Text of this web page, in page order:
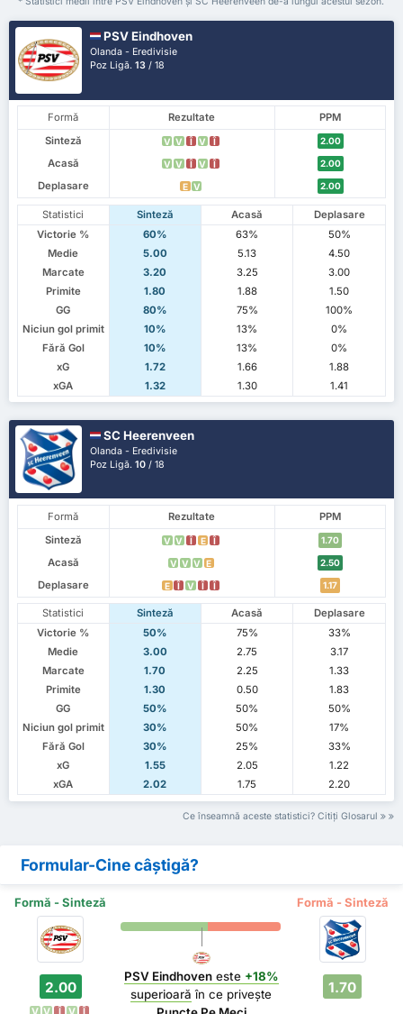
PSV Eindhoven
Olanda - Eredivisie
Poz Ligă.13 / 18
Formă Rezultate
PPM
Sinteză
V V Î V Î 2.00
Acasă V V Î V Î 2.00
Deplasare E V 2.00
Statistici Sinteză Acasă
Deplasare
Victorie %
60% 63%
50%
Medie
5.00 5.13
4.50
Marcate
3.20 3.25
3.00
Primite
1.80 1.88
1.50
GG
80% 75%
100%
Niciun gol primit
10% 13%
0%
Fără Gol
10% 13%
0%
xG
1.72 1.66
1.88
xGA
1.32 1.30 1.41
SC Heerenveen
Olanda - Eredivisie
Poz Ligă.10 / 18
Formă Rezultate
PPM
Sinteză
V V Î E Î 1.70
Acasă V V V E 2.50
Deplasare E Î V Î Î 1.17
Statistici Sinteză Acasă
Deplasare
Victorie %
50% 75%
33%
Medie
3.00 2.75
3.17
Marcate
1.70 2.25
1.33
Primite
1.30 0.50
1.83
GG
50% 50%
50%
Niciun gol primit
30% 50%
17%
Fără Gol
30% 25%
33%
xG
1.55 2.05
1.22
xGA
2.02 1.75 2.20
Ce înseamnă aceste statistici? Citiți Glosarul
Formular-Cine câștigă?
Formă - Sinteză Formă - Sinteză
2.00
V V Î V Î
PSV Eindhoveneste +18%
superioară în ce privește
1.70